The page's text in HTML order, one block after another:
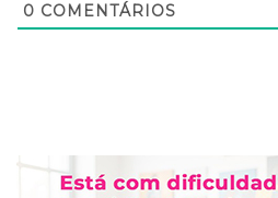
0 COMENTÁRIOS